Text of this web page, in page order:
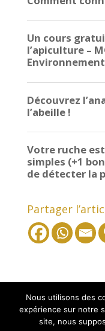
Partager
Nous utilisons des
expérience sur notre
site, nous